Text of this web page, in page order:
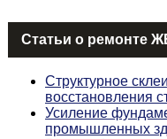
Статьи о ремонте
Структурное
восстановления
Усиление
промышленных